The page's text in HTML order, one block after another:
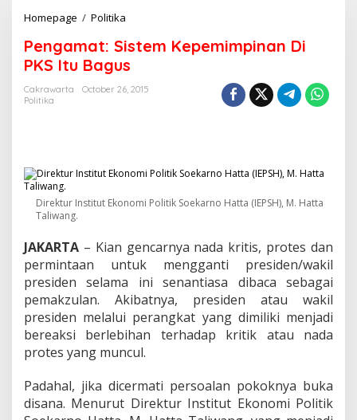
Homepage / Politika
n
g
a
m
s
e
e
p
m
i
m
p
i
n
n
D
Pengamat: Sistem Kepemimpinan Di
PKS Itu Bagus
Cakrawarta
October 26, 2015
Politika
Direktur Institut Ekonomi Politik Soekarno Hatta (IEPSH), M. Hatta
Taliwang.
JAKARTA – Kian gencarnya nada kritis, protes dan
permintaan untuk mengganti presiden/wakil
presiden selama ini senantiasa dibaca sebagai
pemakzulan. Akibatnya, presiden atau wakil
presiden melalui perangkat yang dimiliki menjadi
bereaksi berlebihan terhadap kritik atau nada
protes yang muncul.
Padahal, jika dicermati persoalan pokoknya buka
disana. Menurut Direktur Institut Ekonomi Politik